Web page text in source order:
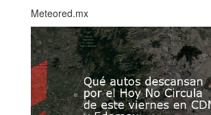
Meteored.mx